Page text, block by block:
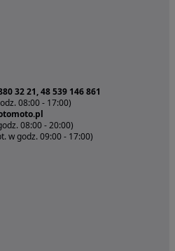
32 21, 48 539 146 861
08:00 - 17:00)
08:00 - 20:00)
w godz. 09:00 - 17:00)